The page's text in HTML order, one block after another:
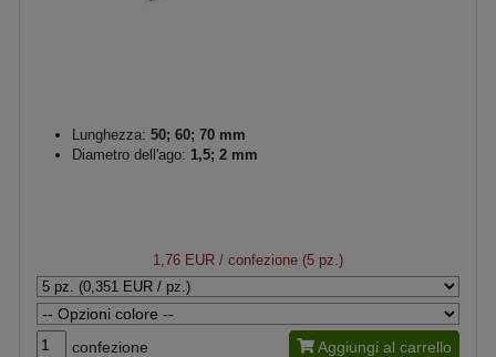
Lunghezza: 50; 60; 70 mm
Diametro dell'ago: 1,5; 2 mm
1,76 EUR / confezione (5 pz.)
confezione Aggiungi al carrello